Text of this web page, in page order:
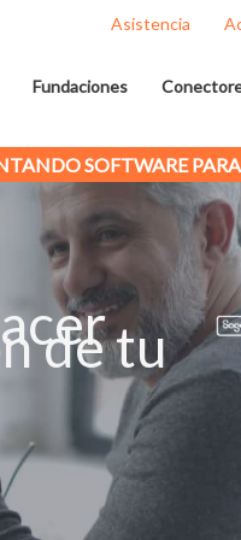
Asistencia
Fundaciones
SOFTWARE PARA
de tu